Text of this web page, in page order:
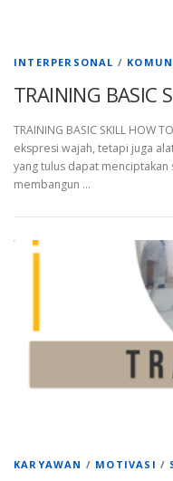
INTERPERSONAL /
TRAINING BASIC
TRAINING BASIC SKILL HOW
ekspresi wajah, tetapi juga
yang tulus dapat
membangun …
KARYAWAN / MOTIVASI /